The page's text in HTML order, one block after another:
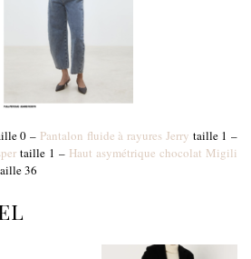
0 – Pantalon fluide à rayures Jerry taille 1 –
taille 1 – Haut asymétrique chocolat Migili
36